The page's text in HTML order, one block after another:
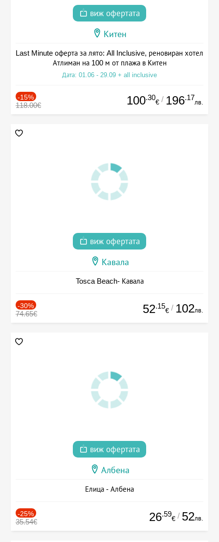
виж офертата
Китен
Last Minute оферта за лято: All Inclusive, реновиран хотел
Атлиман на 100 м от плажа в Китен
Дата: 01.06 - 29.09 + all inclusive
-15%
118.00€ 100.30
€ / 196.17
лв.
виж офертата
Кавала
Tosca Beach- Кавала
-30%
74.65€ 52.15
€ / 102лв.
виж офертата
Албена
Елица - Албена
-25%
35.54€ 26.59
€ / 52лв.